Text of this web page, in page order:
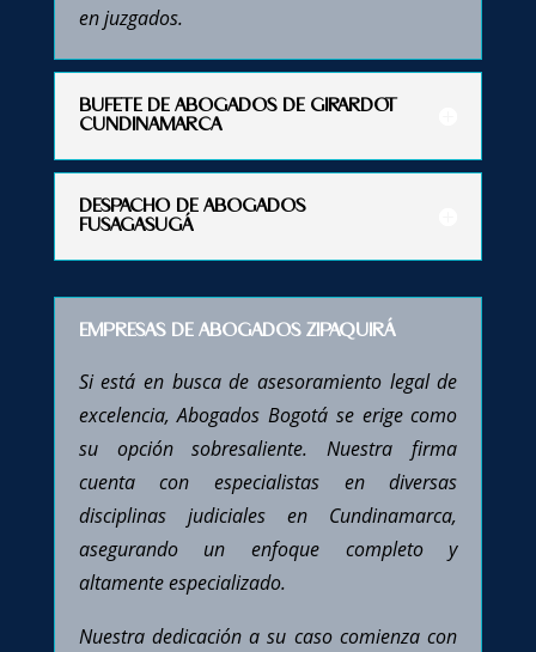
en juzgados.
BUFETE DE ABOGADOS DE GIRARDOT
CUNDINAMARCA
DESPACHO DE ABOGADOS
FUSAGASUGÁ
EMPRESAS DE ABOGADOS ZIPAQUIRÁ
Si está en busca de asesoramiento legal de
excelencia, Abogados Bogotá se erige como
su opción sobresaliente. Nuestra firma
cuenta con especialistas en diversas
disciplinas judiciales en Cundinamarca,
asegurando un enfoque completo y
altamente especializado.
Nuestra dedicación a su caso comienza con